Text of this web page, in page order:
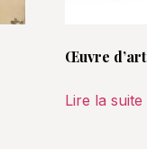
Œuvre d’art
Lire la suite